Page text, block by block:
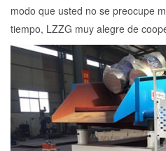
modo que usted no se preocupe
tiempo, LZZG muy alegre de